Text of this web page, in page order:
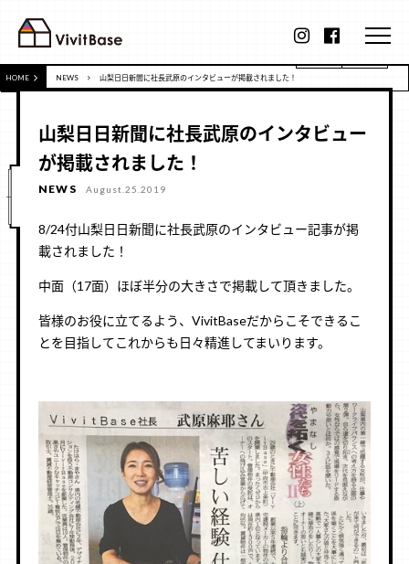
HOME NEWS 山梨日日新聞に社長武原のインタビューが掲載されました！
山梨日日新聞に社長武原のインタビュー
が掲載されました！
NEWS August.25.2019
8/24付山梨日日新聞に社長武原のインタビュー記事が掲
載されました！
中面（17面）ほぼ半分の大きさで掲載して頂きました。
皆様のお役に立てるよう、VivitBaseだからこそできるこ
とを目指してこれからも日々精進してまいります。